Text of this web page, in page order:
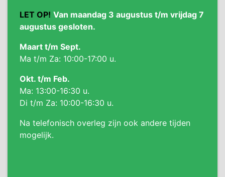
LET OP! Van maandag 3 augustus t/m vrijdag 7
augustus gesloten.
Maart t/m Sept.
Ma t/m Za: 10:00-17:00 u.
Okt. t/m Feb.
Ma: 13:00-16:30 u.
Di t/m Za: 10:00-16:30 u.
Na telefonisch overleg zijn ook andere tijden
mogelijk.